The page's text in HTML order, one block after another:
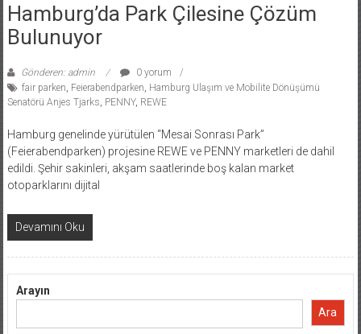
Hamburg’da Park Çilesine Çözüm
Bulunuyor
Gönderen: admin
0 yorum
fair parken Feierabendparken Hamburg Ulaşım ve Mobilite Dönüşümü
Senatörü Anjes Tjarks PENNY, REWE
Hamburg genelinde yürütülen “Mesai Sonrası Park”
(Feierabendparken) projesine REWE ve PENNY marketleri de dahil
edildi. Şehir sakinleri, akşam saatlerinde boş kalan market
otoparklarını dijital
Devamını Oku
Arayın
Ara